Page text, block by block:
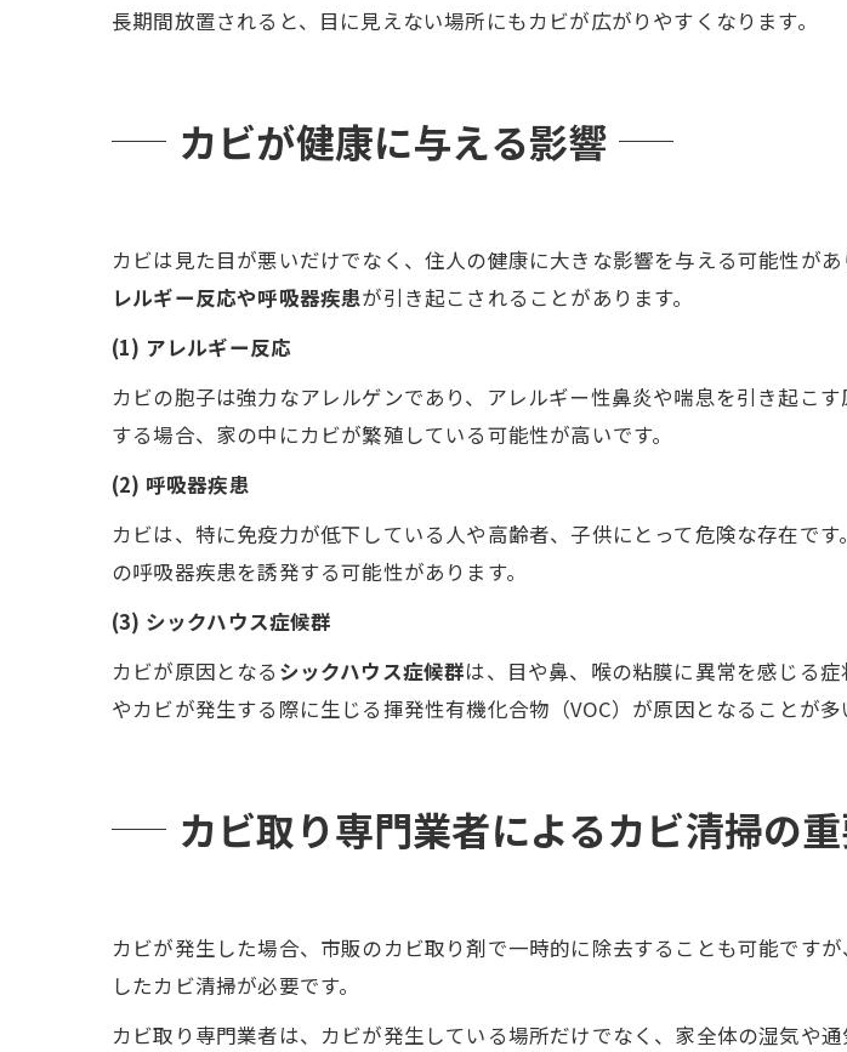
長期間放置されると、目に見えない場所にもカビが広がりやすくなります。
カビが健康に与える影響
カビは見た目が悪いだけでなく、住人の健康に大きな影響を与える可能性が
レルギー反応や呼吸器疾患が引き起こされることがあります。
(1) アレルギー反応
カビの胞子は強力なアレルゲンであり、アレルギー性鼻炎や喘息を引き起こ
する場合、家の中にカビが繁殖している可能性が高いです。
(2) 呼吸器疾患
カビは、特に免疫力が低下している人や高齢者、子供にとって危険な存在で
の呼吸器疾患を誘発する可能性があります。
(3) シックハウス症候群
カビが原因となる シックハウス症候群は、目や鼻、喉の粘膜に異常を感じる
やカビが発生する際に生じる揮発性有機化合物（VOC）が原因となることが多
カビ取り専門業者によるカビ清掃の
カビが発生した場合、市販のカビ取り剤で一時的に除去することも可能ですが
したカビ清掃が必要です。
カビ取り専門業者は、カビが発生している場所だけでなく、家全体の湿気や